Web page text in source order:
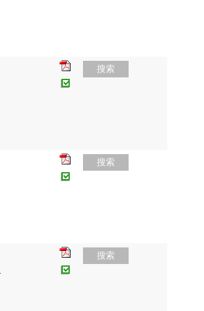
搜索
搜索
搜索